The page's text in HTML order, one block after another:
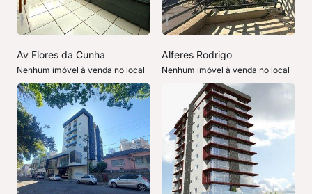
Av Flores da Cunha
Nenhum imóvel à venda no local
Alferes Rodrigo
Nenhum imóvel à venda no local